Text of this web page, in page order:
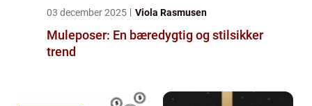
03 december 2025 Viola Rasmusen
Muleposer: En bæredygtig og stilsikker
trend